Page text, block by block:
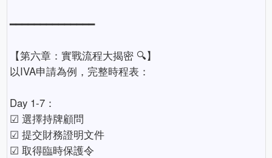
━━━━━━━━━━━━━━
【第六章：實戰流程大揭密 🔍】
以IVA申請為例，完整時程表：
Day 1-7：
☑ 選擇持牌顧問
☑ 提交財務證明文件
☑ 取得臨時保護令